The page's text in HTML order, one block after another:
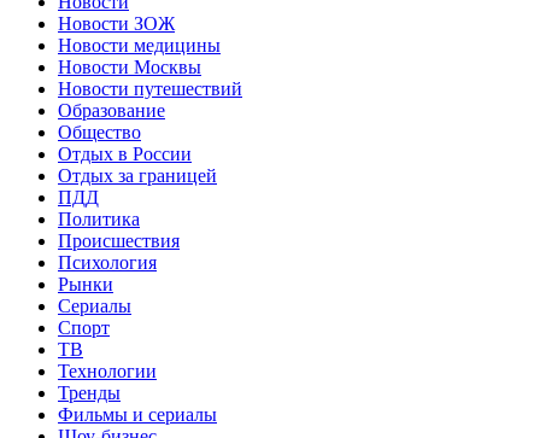
Новости ЗОЖ
Новости медицины
Новости Москвы
Новости путешествий
Образование
Общество
Отдых в России
Отдых за границей
ПДД
Политика
Происшествия
Психология
Рынки
Сериалы
Спорт
ТВ
Технологии
Тренды
Фильмы и сериалы